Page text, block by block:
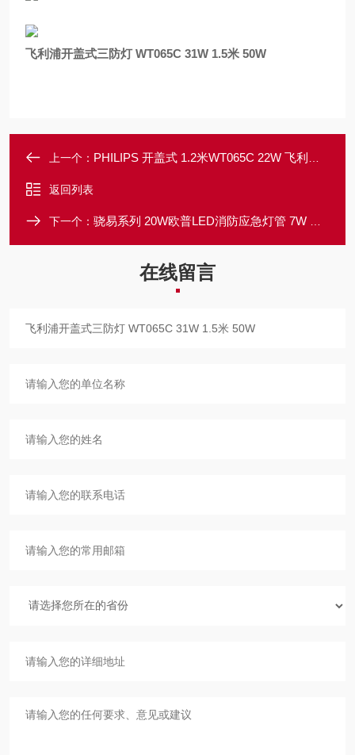
飞利浦开盖式三防灯 WT065C 31W 1.5米 50W
上一个： PHILIPS 开盖式 1.2米WT065C 22W 飞利浦LED一体化三防支架 41W
返回列表
下一个： 骁易系列 20W欧普LED消防应急灯管 7W OP-XF-T8-15W
在线留言